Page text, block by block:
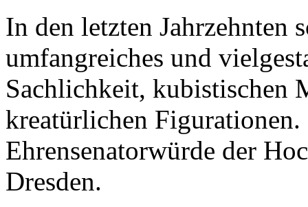
In den letzten Jahrzehnten
umfangreiches und
Sachlichkeit, kubistischen
kreatürlichen
Ehrensenatorwürde der
Dresden.